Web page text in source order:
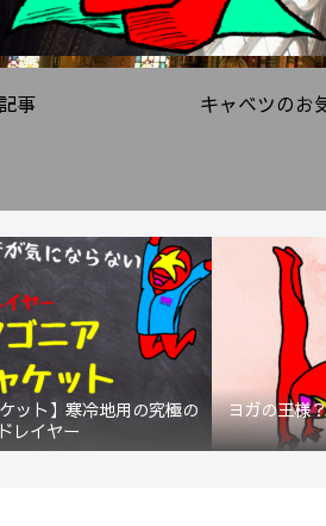
事 キャベツのお
ット】寒冷地用の究極の
レイヤー
ヨガの王様